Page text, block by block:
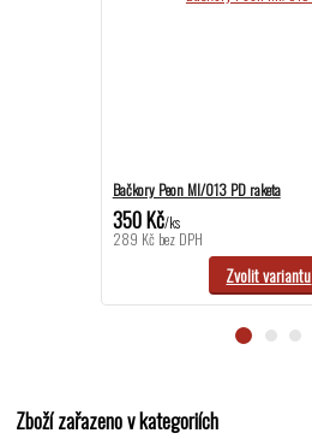
Bačkory Peon MI/013 PD raketa
350 Kč/ks
289 Kč bez DPH
Zvolit variantu
Zboží zařazeno v kategoriích